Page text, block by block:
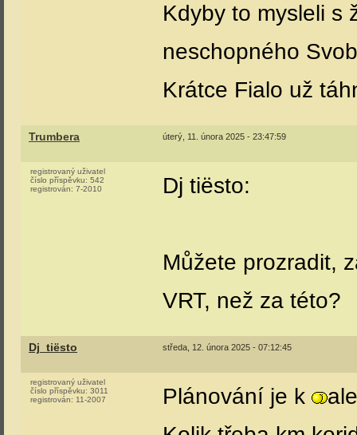
Kdyby to mysleli s
neschopného
Krátce Fialo už
Trumbera úterý, 11. února 2025 - 23:47:59
registrovaný uživatel
číslo příspěvku: 542
registrován: 7-2010 Dj tiësto:
Můžete prozradit,
VRT, než za této?
Dj_tiësto středa, 12. února 2025 - 07:12:45
registrovaný uživatel
číslo příspěvku: 3011
registrován: 11-2007 Plánování je k